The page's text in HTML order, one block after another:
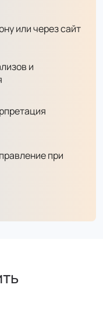
или через сайт
и
при